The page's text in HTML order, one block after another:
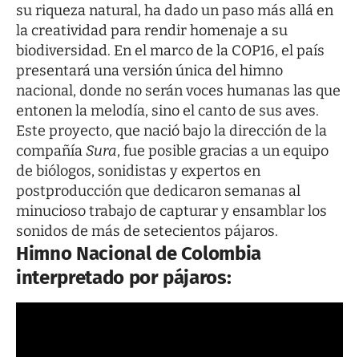
su riqueza natural, ha dado un paso más allá en
la creatividad para rendir homenaje a su
biodiversidad. En el marco de la COP16, el país
presentará una versión única del himno
nacional, donde no serán voces humanas las que
entonen la melodía, sino el canto de sus aves.
Este proyecto, que nació bajo la dirección de la
compañíaSura, fue posible gracias a un equipo
de biólogos, sonidistas y expertos en
postproducción que dedicaron semanas al
minucioso trabajo de capturar y ensamblar los
sonidos de más de setecientos pájaros.
Himno Nacional de Colombia
interpretado por pájaros: